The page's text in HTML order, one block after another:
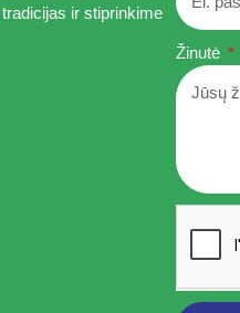
ir stiprinkime
Žinutė